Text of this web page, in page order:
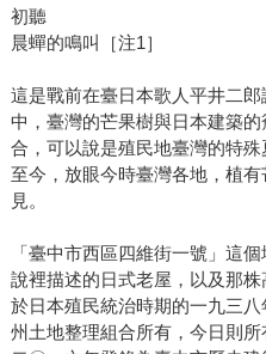
初聽
晨蟬的鳴叫［注1］
這是戰前在臺日本歌人平井二
中，臺灣的芒果樹與日本建築
合，可以說是殖民地臺灣的特
至今，放眼今時臺灣各地，植
見。
「臺中市西區四維街一號」這
說裡描述的日式老屋，以及那
於日本殖民統治時期的一九三
州土地整理組合所有，今日則